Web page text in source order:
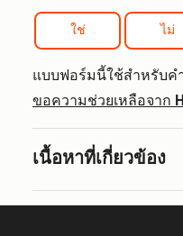
ใช่ ไม่
แบบฟอร์มนี้ใช้สำหรับค
ขอความช่วยเหลือจาก
เนื้อหาที่เกี่ยวข้อง